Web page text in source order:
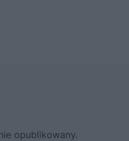
opublikowany.